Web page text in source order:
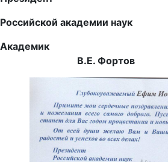
Российской академии наук
В.Е. Фортов